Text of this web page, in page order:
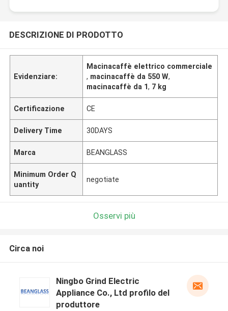
DESCRIZIONE DI PRODOTTO
Evidenziare:
Macinacaffè elettrico commerciale
, macinacaffè da 550 W,
macinacaffè da 1, 7 kg
Certificazione CE
Delivery Time 30DAYS
Marca BEANGLASS
Minimum Order Q
uantity
negotiate
Osservi più
Circa noi
Ningbo Grind Electric
Appliance Co., Ltd profilo del
produttore